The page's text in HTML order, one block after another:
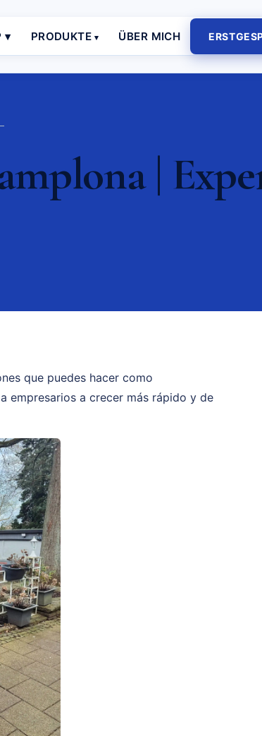
▾ PRODUKTE ÜBER MICH
|
que puedes hacer como
empresarios a crecer más rápido y de